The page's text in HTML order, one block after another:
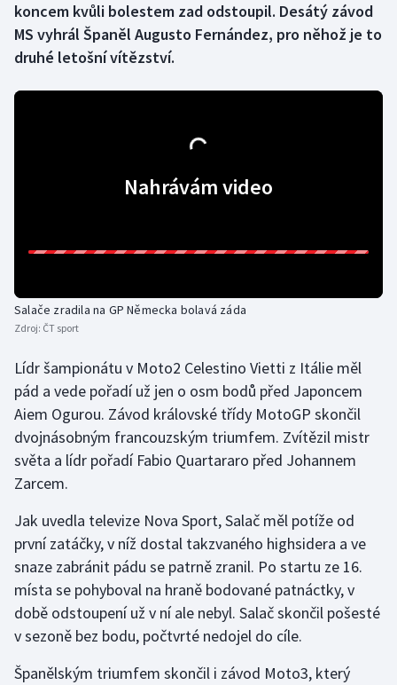
Florbal
Futsal
Krasobruslení
Lezení
Lyže a snowboard
Moderní pětiboj
Motorsport
Olympijské hry
Plavání
Plážový volejbal
koncem kvůli bolestem zad odstoupil. Desátý závod
MS vyhrál Španěl Augusto Fernández, pro něhož je to
druhé letošní vítězství.
Nahrávám video
Salače zradila na GP Německa bolavá záda
Zdroj: ČT sport
Lídr šampionátu v Moto2 Celestino Vietti z Itálie měl
pád a vede pořadí už jen o osm bodů před Japoncem
Aiem Ogurou. Závod královské třídy MotoGP skončil
dvojnásobným francouzským triumfem. Zvítězil mistr
světa a lídr pořadí Fabio Quartararo před Johannem
Zarcem.
Jak uvedla televize Nova Sport, Salač měl potíže od
první zatáčky, v níž dostal takzvaného highsidera a ve
snaze zabránit pádu se patrně zranil. Po startu ze 16.
místa se pohyboval na hraně bodované patnáctky, v
době odstoupení už v ní ale nebyl. Salač skončil pošesté
v sezoně bez bodu, počtvrté nedojel do cíle.
Španělským triumfem skončil i závod Moto3, který